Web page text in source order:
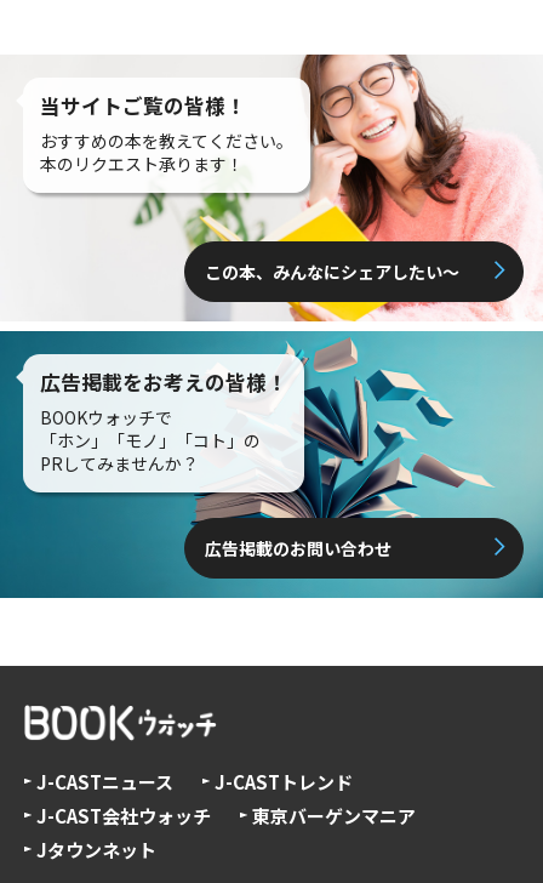
当サイトご覧の皆様！
おすすめの本を教えてください。
本のリクエスト承ります！
この本、みんなにシェアしたい〜
広告掲載をお考えの皆様！
BOOKウォッチで
「ホン」「モノ」「コト」の
PRしてみませんか？
広告掲載のお問い合わせ
J-CASTニュース
J-CASTトレンド
J-CAST会社ウォッチ
東京バーゲンマニア
Jタウンネット